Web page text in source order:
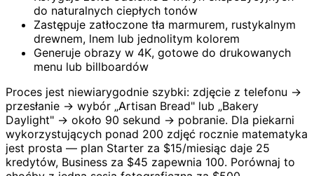
do naturalnych ciepłych tonów
Zastępuje zatłoczone tła marmurem, rustykalnym
drewnem, lnem lub jednolitym kolorem
Generuje obrazy w 4K, gotowe do drukowanych
menu lub billboardów
Proces jest niewiarygodnie szybki: zdjęcie z telefonu →
przesłanie → wybór „Artisan Bread" lub „Bakery
Daylight" → około 90 sekund → pobranie. Dla piekarni
wykorzystujących ponad 200 zdjęć rocznie matematyka
jest prosta — plan Starter za $15/miesiąc daje 25
kredytów, Business za $45 zapewnia 100. Porównaj to